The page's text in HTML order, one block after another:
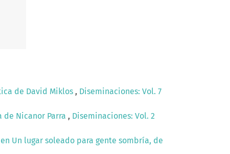
de David Miklos , Diseminaciones: Vol. 7
Nicanor Parra , Diseminaciones: Vol. 2
Un lugar soleado para gente sombría, de